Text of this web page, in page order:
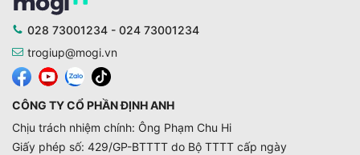
028 73001234 - 024 73001234
trogiup@mogi.vn
CÔNG TY CỔ PHẦN ĐỊNH ANH
Chịu trách nhiệm chính: Ông Phạm Chu Hi
Giấy phép số: 429/GP-BTTTT do Bộ TTTT cấp ngày